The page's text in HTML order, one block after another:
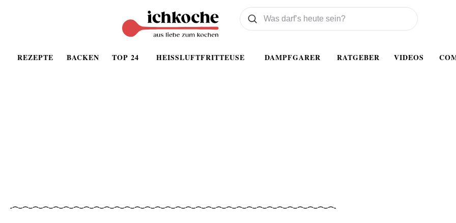
REZEPTE BACKEN TOP 24 HEISSLUFTFRITTEUSE DAMPFGARER RATGEBER VIDEOS
Was wollen Sie suchen
Suchen